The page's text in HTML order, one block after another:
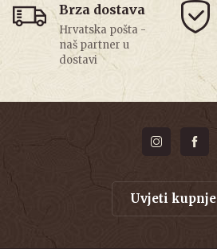
Brza dostava
Hrvatska pošta -
naš partner u
dostavi
Uvjeti kupnje